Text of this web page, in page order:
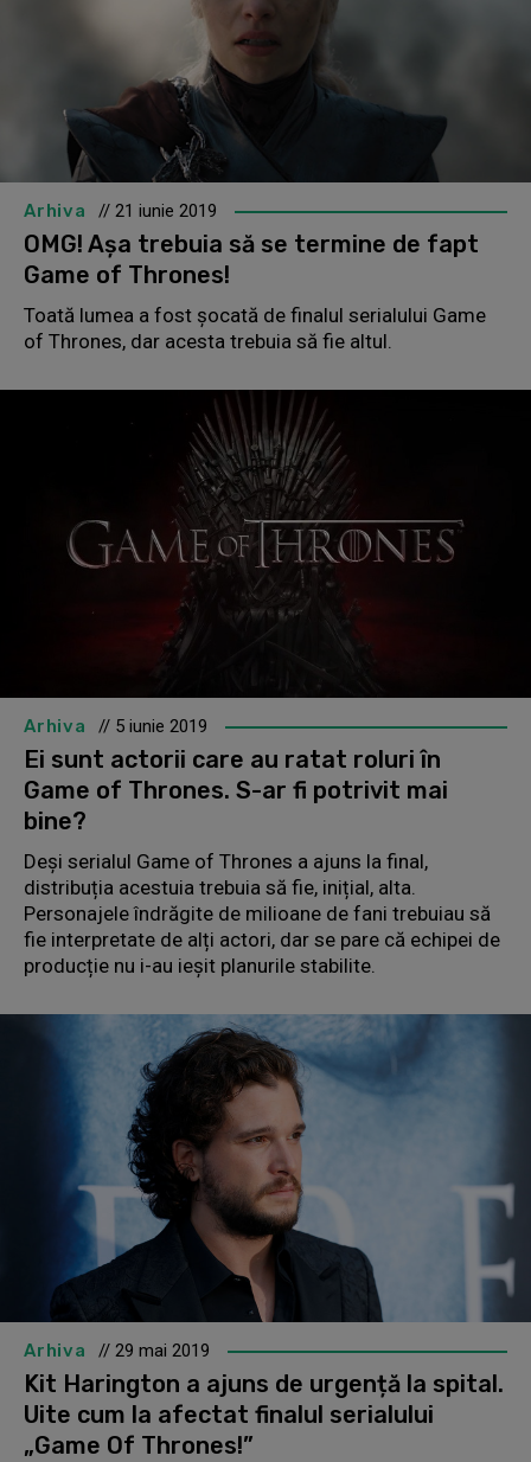
Arhiva // 21 iunie 2019
OMG! Așa trebuia să se termine de fapt
Game of Thrones!
Toată lumea a fost șocată de finalul serialului Game
of Thrones, dar acesta trebuia să fie altul.
Arhiva // 5 iunie 2019
Ei sunt actorii care au ratat roluri în
Game of Thrones. S-ar fi potrivit mai
bine?
Deși serialul Game of Thrones a ajuns la final,
distribuția acestuia trebuia să fie, inițial, alta.
Personajele îndrăgite de milioane de fani trebuiau să
fie interpretate de alți actori, dar se pare că echipei de
producție nu i-au ieșit planurile stabilite.
Arhiva // 29 mai 2019
Kit Harington a ajuns de urgență la spital.
Uite cum la afectat finalul serialului
„Game Of Thrones!”